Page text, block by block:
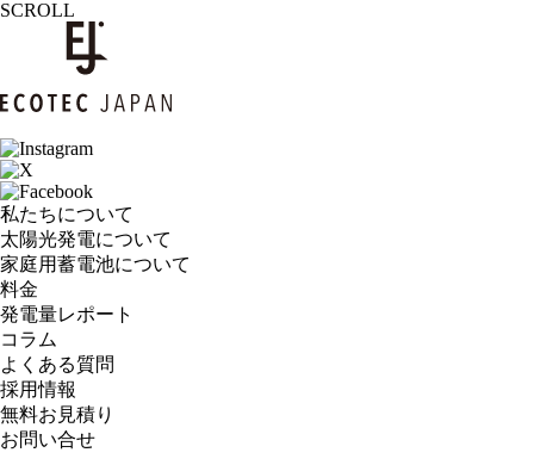
SCROLL
私たちについて
太陽光発電について
家庭用蓄電池について
料金
発電量レポート
コラム
よくある質問
採用情報
無料お見積り
お問い合せ